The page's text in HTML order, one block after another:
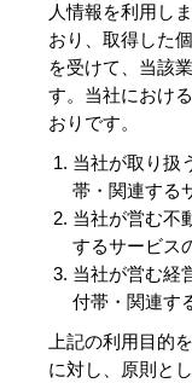
人情報を利用し
おり、取得した
を受けて、当該
す。当社におけ
おりです。
当社が取り扱
帯・関連する
当社が営む不
するサービス
当社が営む経
付帯・関連す
上記の利用目的
に対し、原則と